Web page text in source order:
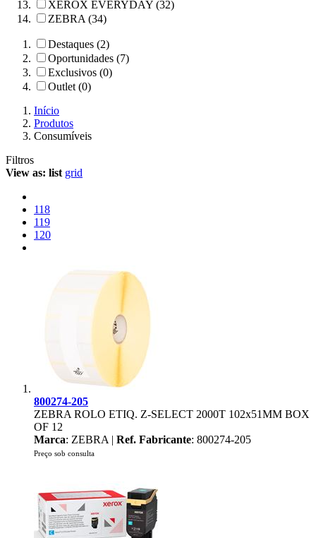
XEROX EVERYDAY (32)
ZEBRA (34)
Destaques (2)
Oportunidades (7)
Exclusivos (0)
Outlet (0)
Início
Produtos
Consumíveis
Filtros
View as: list grid
118
119
120
800274-205
ZEBRA ROLO ETIQ. Z-SELECT 2000T 102x51MM BOX
OF 12
Marca: ZEBRA | Ref. Fabricante: 800274-205
Preço sob consulta